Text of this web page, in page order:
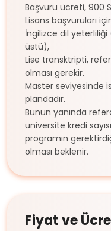
Başvuru ücreti, 900
Lisans başvuruları
İngilizce dil yeterliliği
üstü),
Lise transktripti,
olması gerekir.
Master seviyesinde
plandadır.
Bunun yanında
üniversite kredi
programın
olması beklenir.
Fiyat ve